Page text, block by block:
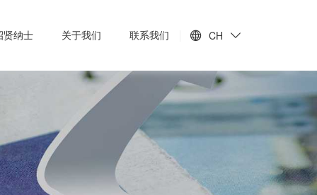
贤纳士 关于我们 联系我们 CH